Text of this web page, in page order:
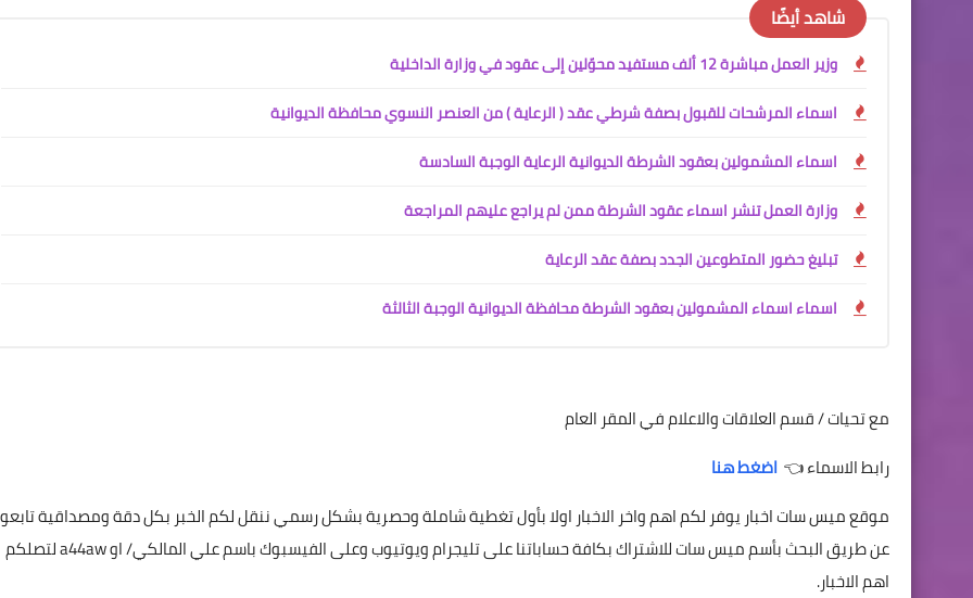
شاهد أيضًا
وزير العمل مباشرة 12 ألف مستفيد محوّلين إلى عقود في وزارة الداخلية
اسماء المرشحات للقبول بصفة شرطي عقد ( الرعاية ) من العنصر النسوي محافظة الديوانية
اسماء المشمولين بعقود الشرطة الديوانية الرعاية الوجبة السادسة
وزارة العمل تنشر اسماء عقود الشرطة ممن لم يراجع عليهم المراجعة
تبليغ حضور المتطوعين الجدد بصفة عقد الرعاية
اسماء اسماء المشمولين بعقود الشرطة محافظة الديوانية الوجبة الثالثة
مع تحيات / قسم العلاقات والاعلام في المقر العام
رابط الاسماء 👈 اضغط هنا
موقع ميس سات اخبار يوفر لكم اهم واخر الاخبار اولا بأول تغطية شاملة وحصرية بشكل رسمي ننقل لكم الخبر بكل دقة ومصداقية
عن طريق البحث بأسم ميس سات للاشتراك بكافة حساباتنا على تليجرام ويوتيوب وعلى الفيسبوك باسم علي المالكي/ او a44aw لتصلكم
اهم الاخبار.
علي المالكي